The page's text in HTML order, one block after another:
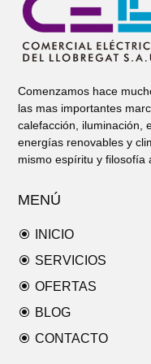
Comenzamos hace
las mas importantes
calefacción, iluminación,
energías renovables y
mismo espíritu y filosofía
MENÚ
\ INICIO
\ SERVICIOS
\ OFERTAS
\ BLOG
\ CONTACTO